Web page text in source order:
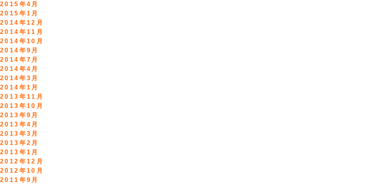
2015年4月
2015年1月
2014年12月
2014年11月
2014年10月
2014年9月
2014年7月
2014年4月
2014年3月
2014年1月
2013年11月
2013年10月
2013年9月
2013年4月
2013年3月
2013年2月
2013年1月
2012年12月
2012年10月
2011年9月